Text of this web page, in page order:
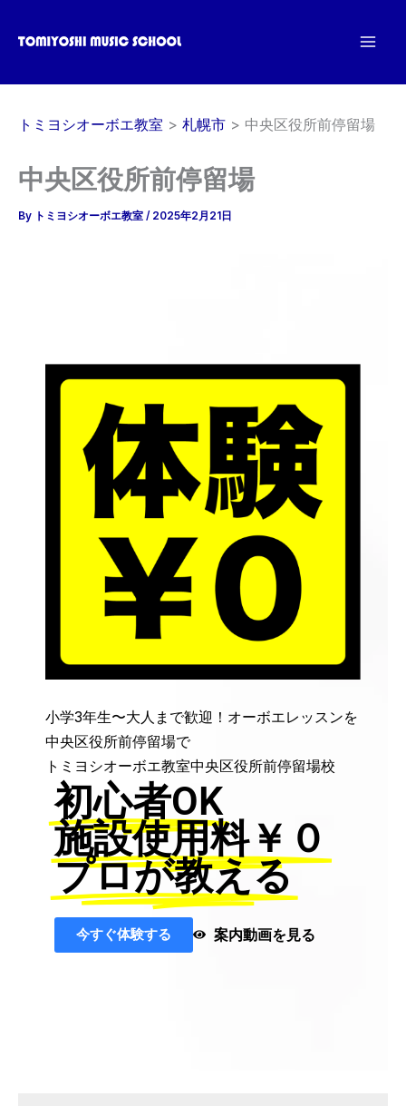
ス
トミヨシオーボエ教室 札幌市 中央区役所前停留場
中央区役所前停留場
By トミヨシオーボエ教室 / 2025年2月21日
小学3年生〜大人まで歓迎！オーボエレッスンを
中央区役所前停留場で
トミヨシオーボエ教室中央区役所前停留場校
初心者OK
施設使用料￥０
プロが教える
今すぐ体験する 案内動画を見る